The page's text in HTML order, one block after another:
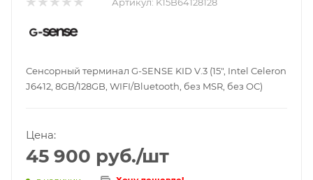
Сенсорный терминал G-SENSE KID V.3 (15", Intel Celeron
J6412, 8GB/128GB, WIFI/Bluetooth, без MSR, без ОС)
Цена:
45 900 руб./шт